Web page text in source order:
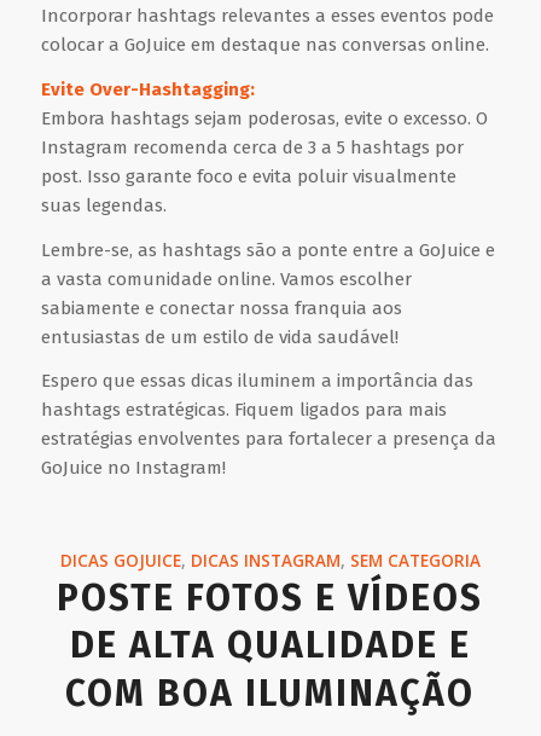
Incorporar hashtags relevantes a esses eventos pode
colocar a GoJuice em destaque nas conversas online.
Evite Over-Hashtagging:
Embora hashtags sejam poderosas, evite o excesso. O
Instagram recomenda cerca de 3 a 5 hashtags por
post. Isso garante foco e evita poluir visualmente
suas legendas.
Lembre-se, as hashtags são a ponte entre a GoJuice e
a vasta comunidade online. Vamos escolher
sabiamente e conectar nossa franquia aos
entusiastas de um estilo de vida saudável!
Espero que essas dicas iluminem a importância das
hashtags estratégicas. Fiquem ligados para mais
estratégias envolventes para fortalecer a presença da
GoJuice no Instagram!
DICAS GOJUICE, DICAS INSTAGRAM, SEM CATEGORIA
POSTE FOTOS E VÍDEOS
DE ALTA QUALIDADE E
COM BOA ILUMINAÇÃO